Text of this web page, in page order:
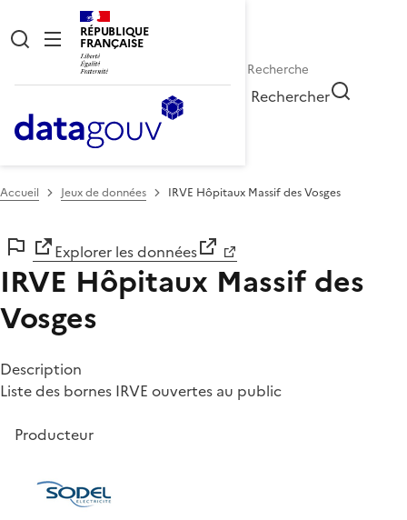
RÉPUBLIQUE
FRANÇAISE
Rechercher
Accueil Jeux de données IRVE Hôpitaux Massif des Vosges
Explorer les données
IRVE Hôpitaux Massif des
Vosges
Description
Liste des bornes IRVE ouvertes au public
Producteur